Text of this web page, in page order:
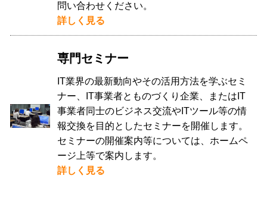
問い合わせください。
詳しく見る
専門セミナー
IT業界の最新動向やその活用方法を学ぶセミ
ナー、IT事業者とものづくり企業、またはIT
事業者同士のビジネス交流やITツール等の情
報交換を目的としたセミナーを開催します。
セミナーの開催案内等については、ホームペ
ージ上等で案内します。
詳しく見る